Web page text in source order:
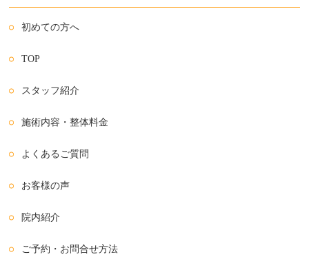
初めての方へ
TOP
スタッフ紹介
施術内容・整体料金
よくあるご質問
お客様の声
院内紹介
ご予約・お問合せ方法